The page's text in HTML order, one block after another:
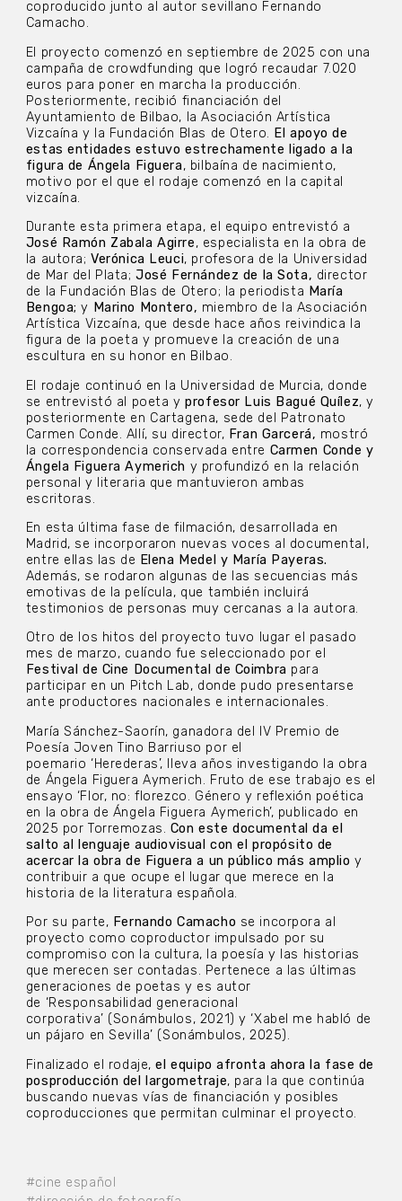
#cine español
coproducido junto al autor sevillano Fernando
Camacho.
El proyecto comenzó en septiembre de 2025 con una
campaña de crowdfunding que logró recaudar 7.020
euros para poner en marcha la producción.
Posteriormente, recibió financiación del
Ayuntamiento de Bilbao, la Asociación Artística
Vizcaína y la Fundación Blas de Otero. El apoyo de
estas entidades estuvo estrechamente ligado a la
figura de Ángela Figuera, bilbaína de nacimiento,
motivo por el que el rodaje comenzó en la capital
vizcaína.
Durante esta primera etapa, el equipo entrevistó a
José Ramón Zabala Agirre, especialista en la obra de
la autora;Verónica Leuci, profesora de la Universidad
de Mar del Plata;José Fernández de la Sota, director
de la Fundación Blas de Otero; la periodista María
Bengoa; y Marino Montero, miembro de la Asociación
Artística Vizcaína, que desde hace años reivindica la
figura de la poeta y promueve la creación de una
escultura en su honor en Bilbao.
El rodaje continuó en la Universidad de Murcia, donde
se entrevistó al poeta yprofesor Luis Bagué Quílez, y
posteriormente en Cartagena, sede del Patronato
Carmen Conde. Allí, su director, Fran Garcerá, mostró
la correspondencia conservada entre Carmen Conde y
Ángela Figuera Aymerich y profundizó en la relación
personal y literaria que mantuvieron ambas
escritoras.
En esta última fase de filmación, desarrollada en
Madrid, se incorporaron nuevas voces al documental,
entre ellas las de Elena Medel y María Payeras.
Además, se rodaron algunas de las secuencias más
emotivas de la película, que también incluirá
testimonios de personas muy cercanas a la autora.
Otro de los hitos del proyecto tuvo lugar el pasado
mes de marzo, cuando fue seleccionado por el
Festival de Cine Documental de Coimbra para
participar en un Pitch Lab, donde pudo presentarse
ante productores nacionales e internacionales.
María Sánchez-Saorín, ganadora del IV Premio de
Poesía Joven Tino Barriuso por el
poemario ‘Herederas’, lleva años investigando la obra
de Ángela Figuera Aymerich. Fruto de ese trabajo es el
ensayo ‘Flor, no: florezco. Género y reflexión poética
en la obra de Ángela Figuera Aymerich’, publicado en
2025 por Torremozas. Con este documental da el
salto al lenguaje audiovisual con el propósito de
acercar la obra de Figuera a un público más amplio y
contribuir a que ocupe el lugar que merece en la
historia de la literatura española.
Por su parte, Fernando Camacho se incorpora al
proyecto como coproductor impulsado por su
compromiso con la cultura, la poesía y las historias
que merecen ser contadas. Pertenece a las últimas
generaciones de poetas y es autor
de ‘Responsabilidad generacional
corporativa’ (Sonámbulos, 2021) y ‘Xabel me habló de
un pájaro en Sevilla’ (Sonámbulos, 2025).
Finalizado el rodaje,el equipo afronta ahora la fase de
posproducción del largometraje, para la que continúa
buscando nuevas vías de financiación y posibles
coproducciones que permitan culminar el proyecto.